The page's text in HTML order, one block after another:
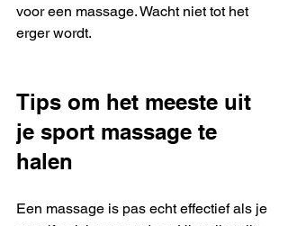
voor een massage. Wacht niet tot het
erger wordt.
Tips om het meeste uit
je sport massage te
halen
Een massage is pas echt effectief als je